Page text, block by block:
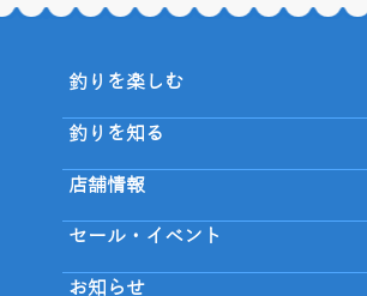
釣りを楽しむ
釣りを知る
店舗情報
セール・イベント
お知らせ